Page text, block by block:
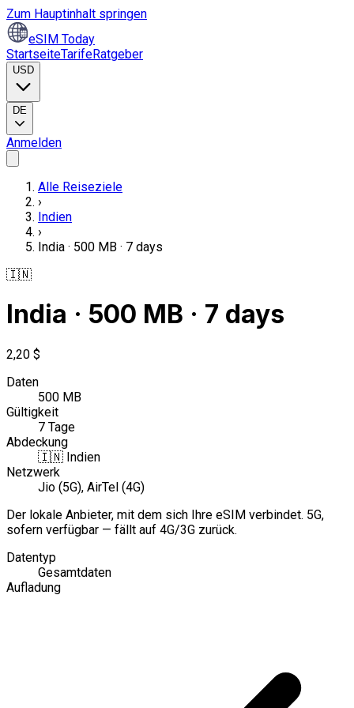
Zum Hauptinhalt springen
eSIM Today
StartseiteTarifeRatgeber
USD
DE
Anmelden
Alle Reiseziele
›
Indien
›
India · 500 MB · 7 days
🇮🇳
India · 500 MB · 7 days
2,20 $
Daten
500 MB
Gültigkeit
7 Tage
Abdeckung
🇮🇳 Indien
Netzwerk
Jio (5G), AirTel (4G)
Der lokale Anbieter, mit dem sich Ihre eSIM verbindet. 5G,
sofern verfügbar — fällt auf 4G/3G zurück.
Datentyp
Gesamtdaten
Aufladung